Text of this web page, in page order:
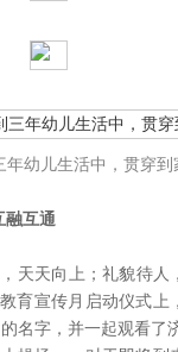
幼儿生活中，贯穿
融互通
天向上；礼貌待人
育宣传月启动仪式上
名字，并一起观看了